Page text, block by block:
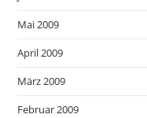
Mai 2009
April 2009
März 2009
Februar 2009